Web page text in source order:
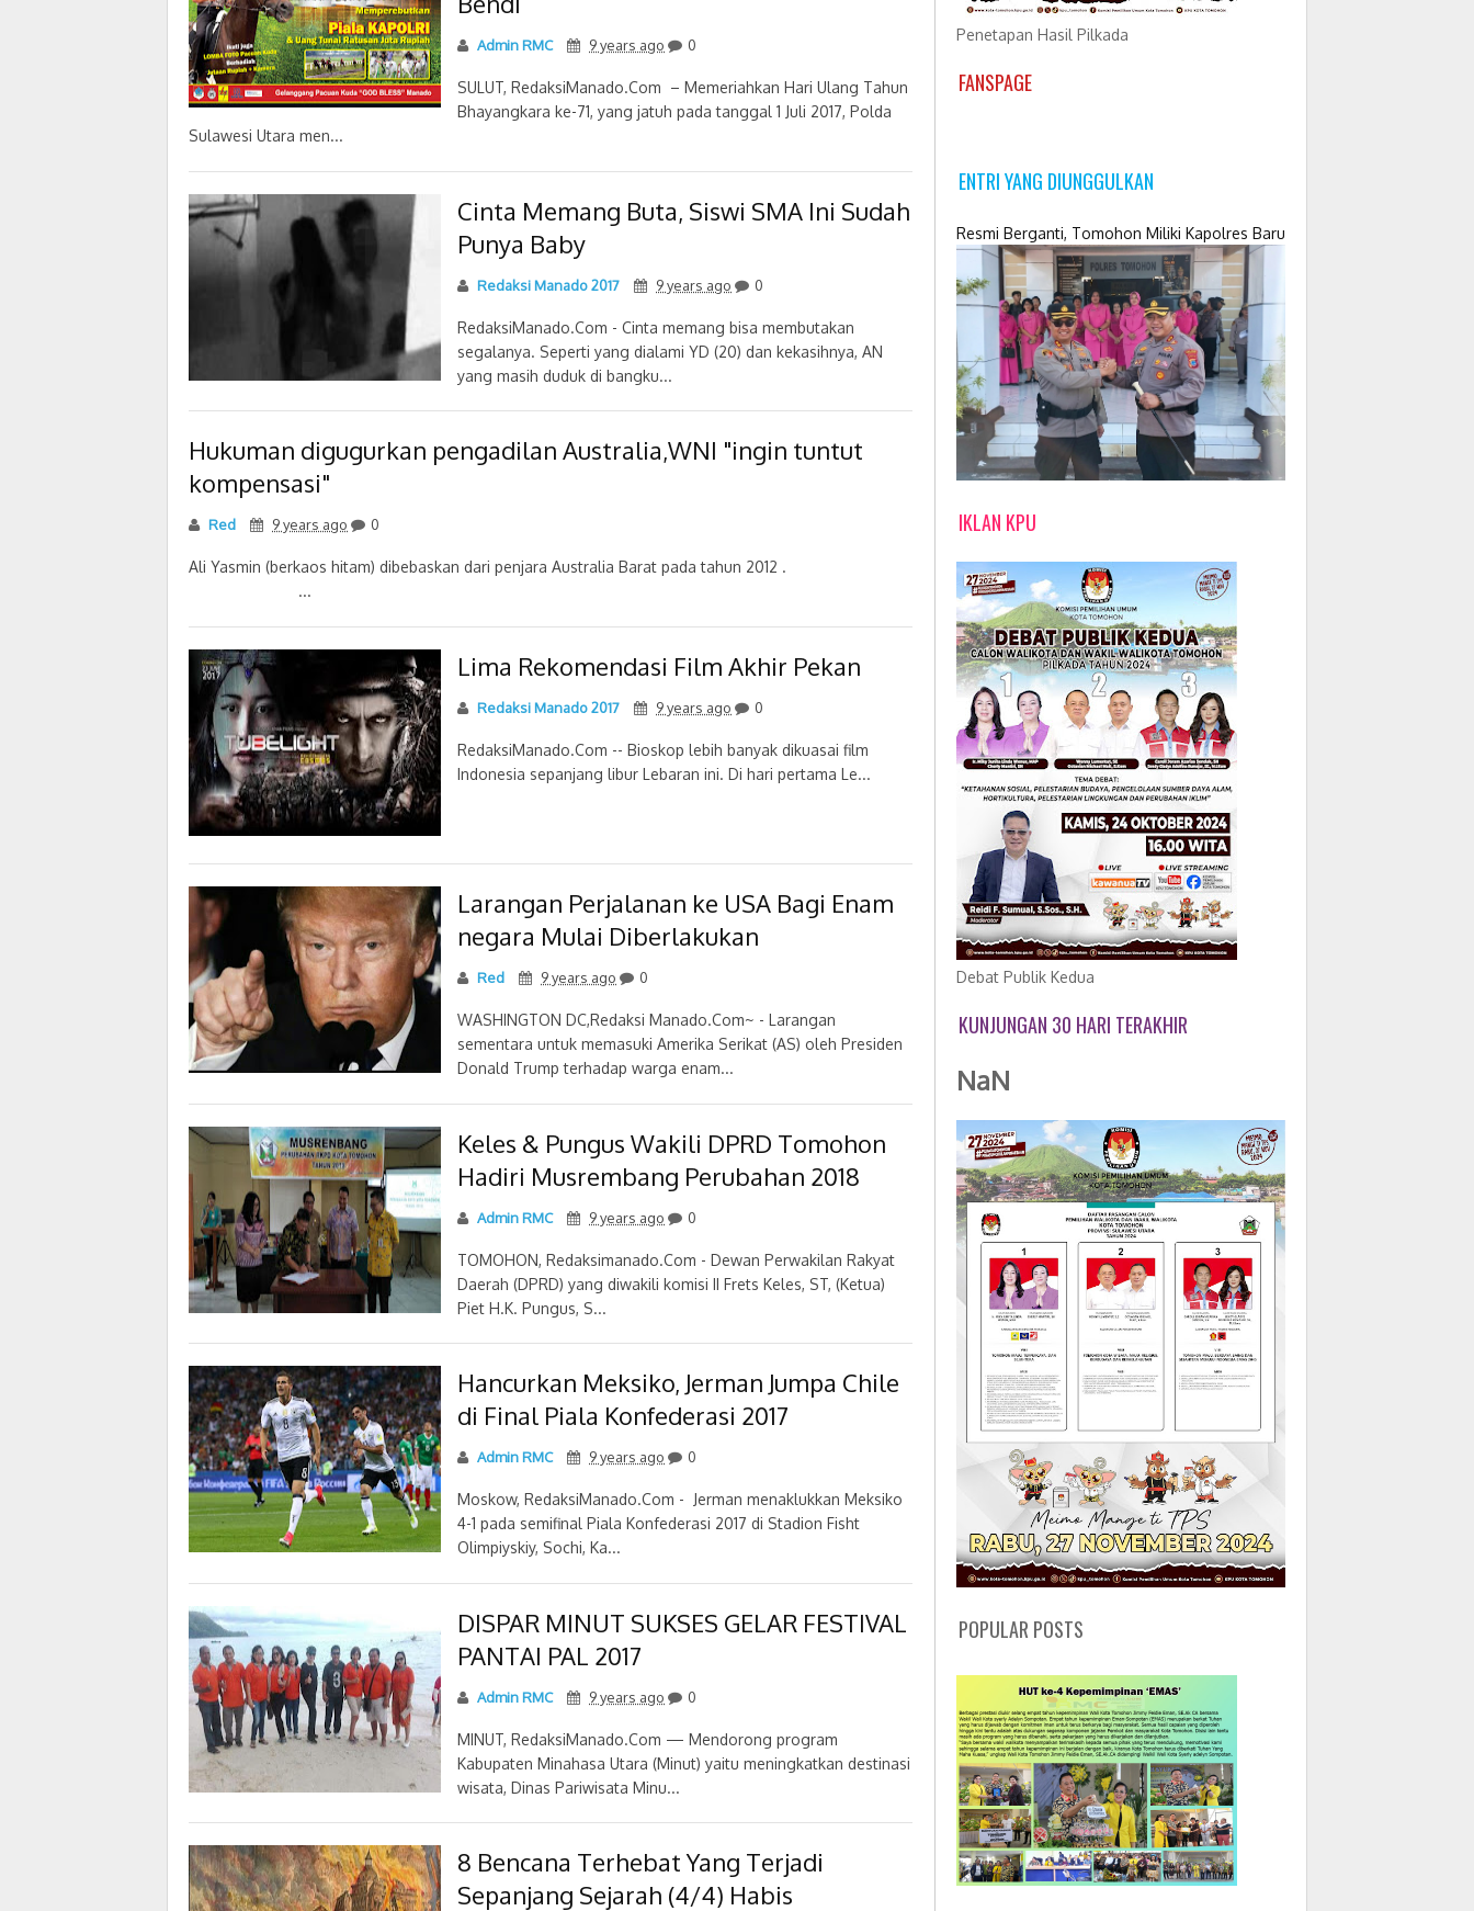
Admin RMC 9 years ago 0
SULUT, RedaksiManado.Com – Memeriahkan Hari Ulang Tahun
Bhayangkara ke-71, yang jatuh pada tanggal 1 Juli 2017, Polda
Sulawesi Utara men...
Cinta Memang Buta, Siswi SMA Ini Sudah
Punya Baby
Redaksi Manado 2017 9 years ago 0
RedaksiManado.Com - Cinta memang bisa membutakan
segalanya. Seperti yang dialami YD (20) dan kekasihnya, AN
yang masih duduk di bangku...
Hukuman digugurkan pengadilan Australia,WNI "ingin tuntut
kompensasi"
Red 9 years ago 0
Ali Yasmin (berkaos hitam) dibebaskan dari penjara Australia Barat pada tahun 2012 .
...
Lima Rekomendasi Film Akhir Pekan
Redaksi Manado 2017 9 years ago 0
RedaksiManado.Com -- Bioskop lebih banyak dikuasai film
Indonesia sepanjang libur Lebaran ini. Di hari pertama Le...
Larangan Perjalanan ke USA Bagi Enam
negara Mulai Diberlakukan
Red 9 years ago 0
WASHINGTON DC,Redaksi Manado.Com~ - Larangan
sementara untuk memasuki Amerika Serikat (AS) oleh Presiden
Donald Trump terhadap warga enam...
Keles & Pungus Wakili DPRD Tomohon
Hadiri Musrembang Perubahan 2018
Admin RMC 9 years ago 0
TOMOHON, Redaksimanado.Com - Dewan Perwakilan Rakyat
Daerah (DPRD) yang diwakili komisi II Frets Keles, ST, (Ketua)
Piet H.K. Pungus, S...
Hancurkan Meksiko, Jerman Jumpa Chile
di Final Piala Konfederasi 2017
Admin RMC 9 years ago 0
Moskow, RedaksiManado.Com - Jerman menaklukkan Meksiko
4-1 pada semifinal Piala Konfederasi 2017 di Stadion Fisht
Olimpiyskiy, Sochi, Ka...
DISPAR MINUT SUKSES GELAR FESTIVAL
PANTAI PAL 2017
Admin RMC 9 years ago 0
MINUT, RedaksiManado.Com — Mendorong program
Kabupaten Minahasa Utara (Minut) yaitu meningkatkan destinasi
wisata, Dinas Pariwisata Minu...
8 Bencana Terhebat Yang Terjadi
Sepanjang Sejarah (4/4) Habis
Penetapan Hasil Pilkada
FANSPAGE
ENTRI YANG DIUNGGULKAN
Resmi Berganti, Tomohon Miliki Kapolres Baru
IKLAN KPU
Debat Publik Kedua
KUNJUNGAN 30 HARI TERAKHIR
NaN
POPULAR POSTS